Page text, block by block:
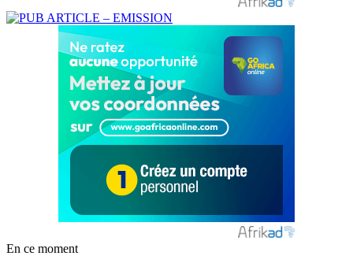
En ce moment